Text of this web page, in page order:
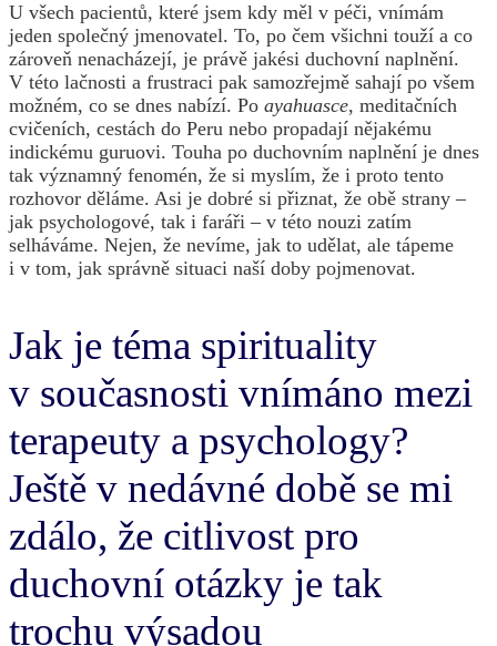
U všech pacientů, které jsem kdy měl v péči, vnímám
jeden společný jmenovatel. To, po čem všichni touží a co
zároveň nenacházejí, je právě jakési duchovní naplnění.
V této lačnosti a frustraci pak samozřejmě sahají po všem
možném, co se dnes nabízí. Po ayahuasce, meditačních
cvičeních, cestách do Peru nebo propadají nějakému
indickému guruovi. Touha po duchovním naplnění je dnes
tak významný fenomén, že si myslím, že i proto tento
rozhovor děláme. Asi je dobré si přiznat, že obě strany –
jak psychologové, tak i faráři – v této nouzi zatím
selháváme. Nejen, že nevíme, jak to udělat, ale tápeme
i v tom, jak správně situaci naší doby pojmenovat.
Jak je téma spirituality
v současnosti vnímáno mezi
terapeuty a psychology?
Ještě v nedávné době se mi
zdálo, že citlivost pro
duchovní otázky je tak
trochu výsadou